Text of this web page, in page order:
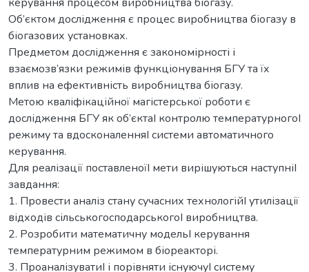
Об’єктом дослідження є процес виробництва біогазу в
біогазових установках.
Предметом дослідження є закономірності і
взаємозв’язки режимів функціонування БГУ та їх
вплив на ефективність виробництва біогазу.
Метою кваліфікаційної магістерської роботи є
дослідження БГУ як об’єктаI контролю температурногоI
режиму та вдосконаленняI системи автоматичного
керування.
Для реалізації поставленоїI мети вирішуються наступніI
завдання:
1. Провести аналіз стану сучасних технологійI утилізації
відходів сільськогосподарськогоI виробництва.
2. Розробити математичну модельI керування
температурним режимом в біореакторі.
3. ПроаналізуватиI і порівняти існуючуI систему